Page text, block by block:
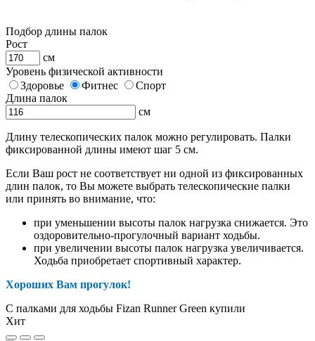
Подбор длины палок
Рост
см
Уровень физической активности
Здоровье
Фитнес
Спорт
Длина палок
см
Длину телескопических палок можно регулировать. Палки
фиксированной длины имеют шаг 5 см.
Если Ваш рост не соответствует ни одной из фиксированных
длин палок, то Вы можете выбрать телескопические палки
или принять во внимание, что:
при уменьшении высоты палок нагрузка снижается. Это
оздоровительно-прогулочный вариант ходьбы.
при увеличении высоты палок нагрузка увеличивается.
Ходьба приобретает спортивный характер.
Хороших Вам прогулок!
С палками для ходьбы Fizan Runner Green купили
Хит